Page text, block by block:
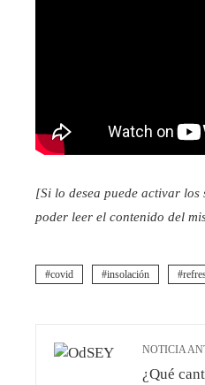
[Si lo desea puede activar
poder leer el contenido del
covid insolación
NOTICIA
¿Qué